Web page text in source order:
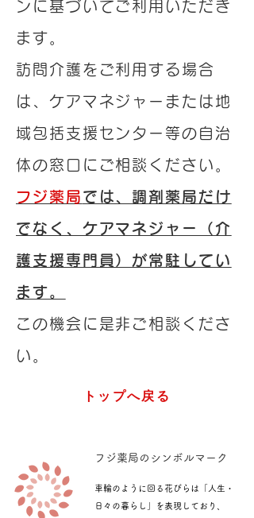
ンに基づいてご利用いただき
ます。
訪問介護をご利用する場合
は、ケアマネジャーまたは地
域包括支援センター等の自治
体の窓口にご相談ください。
フジ薬局 では、調剤薬局だけ
でなく、ケアマネジャー（介
護支援専門員）が常駐してい
ます。
この機会に是非ご相談くださ
い。
トップへ戻る
​フジ薬局のシンボルマーク
車輪のように回る花びらは「人生・
日々の暮らし」を表現しており、